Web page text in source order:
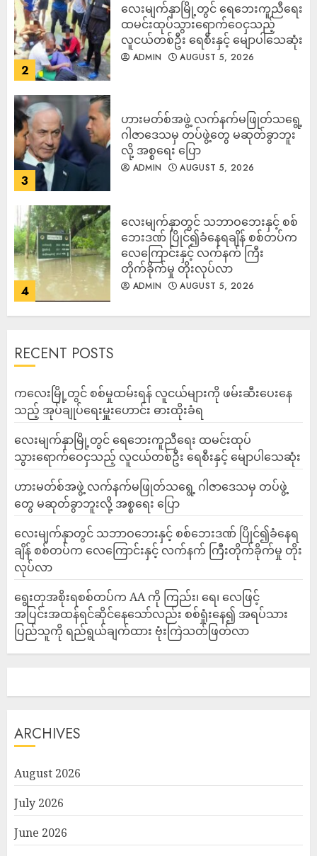
2
လေးမျက်နှာမြို့တွင် ရေဘေးကူညီရေး
ထမင်းထုပ်သွားရောက်ဝေငှသည့်
လူငယ်တစ်ဦး ရေစီးနှင့် မျောပါသေဆုံး
ADMIN AUGUST 5, 2026
3
ဟားမတ်စ်အဖွဲ့ လက်နက်မဖြုတ်သရွေ့
ဂါဇာဒေသမှ တပ်ဖွဲ့တွေ မဆုတ်ခွာဘူး
လို့ အစ္စရေး ပြော
ADMIN AUGUST 5, 2026
4
‎လေးမျက်နှာတွင် သဘာဝဘေးနှင့် စစ်
ဘေးဒဏ် ပြိုင်၍ခံနေရချိန် စစ်တပ်က
လေကြောင်းနှင့် လက်နက် ကြီး
တိုက်ခိုက်မှု တိုးလုပ်လာ
ADMIN AUGUST 5, 2026
RECENT POSTS
ကလေးမြို့တွင် စစ်မှုထမ်းရန် လူငယ်များကို ဖမ်းဆီးပေးနေ
သည့် အုပ်ချုပ်ရေးမှူးဟောင်း ဓားထိုးခံရ
လေးမျက်နှာမြို့တွင် ရေဘေးကူညီရေး ထမင်းထုပ်
သွားရောက်ဝေငှသည့် လူငယ်တစ်ဦး ရေစီးနှင့် မျောပါသေဆုံး
ဟားမတ်စ်အဖွဲ့ လက်နက်မဖြုတ်သရွေ့ ဂါဇာဒေသမှ တပ်ဖွဲ့
တွေ မဆုတ်ခွာဘူးလို့ အစ္စရေး ပြော
‎လေးမျက်နှာတွင် သဘာဝဘေးနှင့် စစ်ဘေးဒဏ် ပြိုင်၍ခံနေရ
ချိန် စစ်တပ်က လေကြောင်းနှင့် လက်နက် ကြီးတိုက်ခိုက်မှု တိုး
လုပ်လာ
ရွေးတုအစိုးရစစ်တပ်က AA ကို ကြည်း၊ ရေ၊ လေဖြင့်
အပြင်းအထန်ရင်ဆိုင်နေသော်လည်း စစ်ရှုံးနေ၍ အရပ်သား
ပြည်သူကို ရည်ရွယ်ချက်ထား ဗုံးကြဲသတ်ဖြတ်လာ
ARCHIVES
August 2026
July 2026
June 2026